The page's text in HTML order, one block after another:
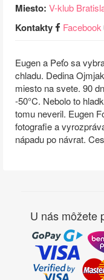
Miesto: V-klub
Kontakty Facebook
Eugen a Peťo sa
chladu. Dedina
miesto na svete. 90
-50°C. Nebolo to
tomu neveril. Eugen
fotografie a
nápadu po návrat.
U nás môžete